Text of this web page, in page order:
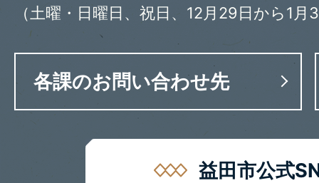
（土曜・日曜日、祝日、12月29日から1月
各課のお問い合わせ先
益田市公式